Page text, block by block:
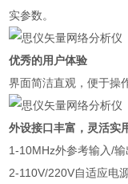
实参数。
优秀的用户体验
界面简洁直观，便于操
外设接口丰富，灵活实
1-10MHz外参考输入/输
2-110V/220V自适应电